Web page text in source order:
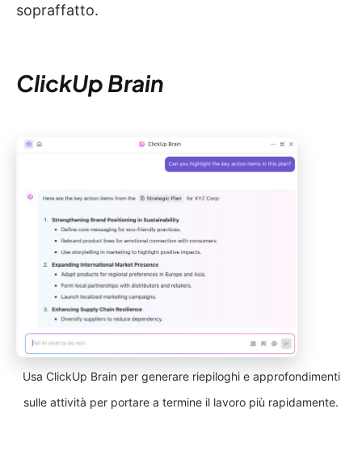
sopraffatto.
ClickUp Brain
Usa ClickUp Brain per generare riepiloghi e approfondimenti
sulle attività per portare a termine il lavoro più rapidamente.